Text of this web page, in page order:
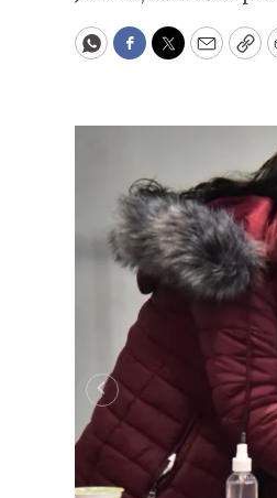
WhatsApp
Facebook
Twitter
Email